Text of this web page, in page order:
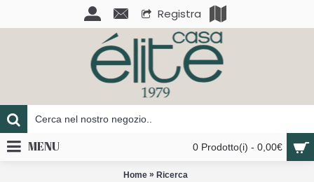
Registra
0 Prodotto(i) - 0,00€
MENU
Home» Ricerca